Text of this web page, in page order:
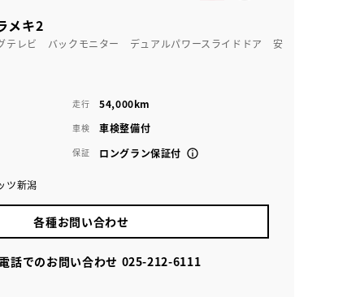
メキ2
テレビ バックモニター デュアルパワースライドドア 安
走行 54,000km
車検 車検整備付
保証 ロングラン保証付
ツ新潟
各種お問い合わせ
話でのお問い合わせ 025-212-6111